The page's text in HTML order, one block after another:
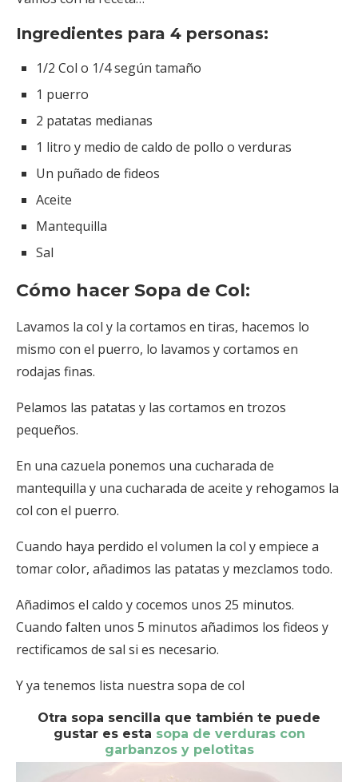
Ingredientes para 4 personas:
1/2 Col o 1/4 según tamaño
1 puerro
2 patatas medianas
1 litro y medio de caldo de pollo o verduras
Un puñado de fideos
Aceite
Mantequilla
Sal
Cómo hacer Sopa de Col:
Lavamos la col y la cortamos en tiras, hacemos lo
mismo con el puerro, lo lavamos y cortamos en
rodajas finas.
Pelamos las patatas y las cortamos en trozos
pequeños.
En una cazuela ponemos una cucharada de
mantequilla y una cucharada de aceite y rehogamos la
col con el puerro.
Cuando haya perdido el volumen la col y empiece a
tomar color, añadimos las patatas y mezclamos todo.
Añadimos el caldo y cocemos unos 25 minutos.
Cuando falten unos 5 minutos añadimos los fideos y
rectificamos de sal si es necesario.
Y ya tenemos lista nuestra sopa de col
Otra sopa sencilla que también te puede
gustar es esta sopa de verduras con
garbanzos y pelotitas